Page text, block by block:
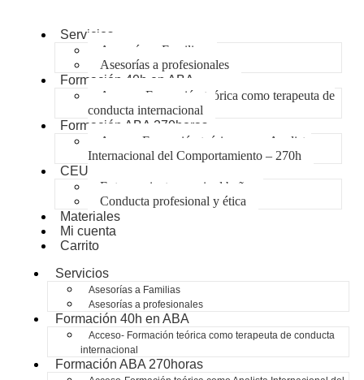
Servicios
Asesorías a Familias
Asesorías a profesionales
Formación 40h en ABA
Acceso- Formación teórica como terapeuta de
conducta internacional
Formación ABA 270horas
Acceso-Formación teórica como Analista
Internacional del Comportamiento – 270h
CEU
Entrenamiento para ir al baño
Conducta profesional y ética
Materiales
Mi cuenta
Carrito
Servicios
Asesorías a Familias
Asesorías a profesionales
Formación 40h en ABA
Acceso- Formación teórica como terapeuta de conducta
internacional
Formación ABA 270horas